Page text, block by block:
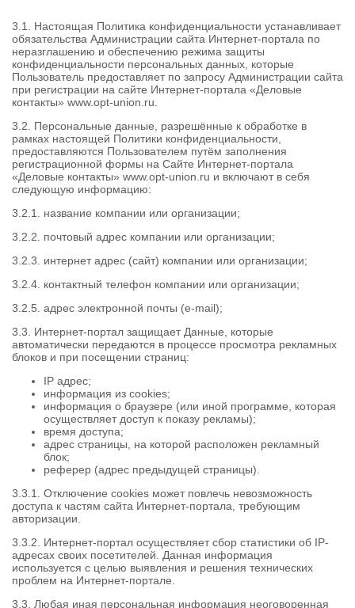
3.1. Настоящая Политика конфиденциальности устанавливает
обязательства Администрации сайта Интернет-портала по
неразглашению и обеспечению режима защиты
конфиденциальности персональных данных, которые
Пользователь предоставляет по запросу Администрации сайта
при регистрации на сайте Интернет-портала «Деловые
контакты» www.opt-union.ru.
3.2. Персональные данные, разрешённые к обработке в
рамках настоящей Политики конфиденциальности,
предоставляются Пользователем путём заполнения
регистрационной формы на Сайте Интернет-портала
«Деловые контакты» www.opt-union.ru и включают в себя
следующую информацию:
3.2.1. название компании или организации;
3.2.2. почтовый адрес компании или организации;
3.2.3. интернет адрес (сайт) компании или организации;
3.2.4. контактный телефон компании или организации;
3.2.5. адрес электронной почты (e-mail);
3.3. Интернет-портал защищает Данные, которые
автоматически передаются в процессе просмотра рекламных
блоков и при посещении страниц:
IP адрес;
информация из cookies;
информация о браузере (или иной программе, которая
осуществляет доступ к показу рекламы);
время доступа;
адрес страницы, на которой расположен рекламный
блок;
реферер (адрес предыдущей страницы).
3.3.1. Отключение cookies может повлечь невозможность
доступа к частям сайта Интернет-портала, требующим
авторизации.
3.3.2. Интернет-портал осуществляет сбор статистики об IP-
адресах своих посетителей. Данная информация
используется с целью выявления и решения технических
проблем на Интернет-портале.
3.3. Любая иная персональная информация неоговоренная